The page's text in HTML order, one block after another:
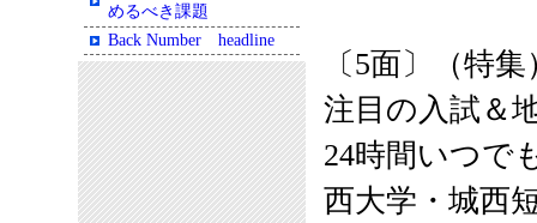
〔5面〕（特集
注目の入試＆
24時間いつで
西大学・城西
めるべき課題
Back Number headline